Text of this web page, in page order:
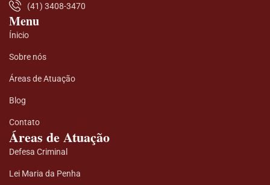
(41) 3408-3470
Menu
Ínicio
Sobre nós
Áreas de Atuação
Blog
Contato
Áreas de Atuação
Defesa Criminal
Lei Maria da Penha